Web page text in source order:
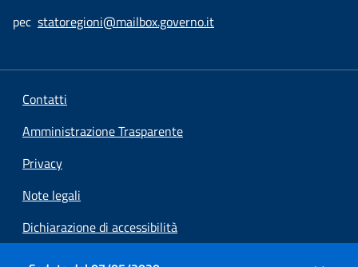
pec statoregioni@mailbox.governo.it
Contatti
Amministrazione Trasparente
Privacy
Note legali
Dichiarazione di accessibilità
Preferenze cookie